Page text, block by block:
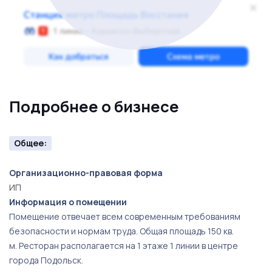
Подробнее о бизнесе
Общее:
Организационно-правовая форма
ИП
Информация о помещении
Помещение отвечает всем современным требованиям
безопасности и нормам труда. Общая площадь 150 кв.
м. Ресторан располагается на 1 этаже 1 линии в центре
города Подольск.